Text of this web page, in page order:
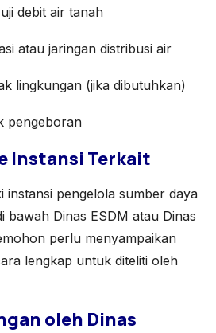
debit air tanah
atau jaringan distribusi air
lingkungan (jika dibutuhkan)
pengeboran
Instansi Terkait
instansi pengelola sumber daya
bawah Dinas ESDM atau Dinas
perlu menyampaikan
lengkap untuk diteliti oleh
oleh Dinas